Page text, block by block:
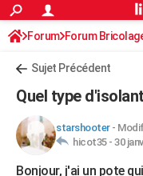
ACTUALITÉS
Politique
Société
Faits Divers
Education
Monde
Villes
+
FINANCE
Retraite
Impôts
Epargne
Immobilier
Risques naturels par ville
Banque
Assurance
Crédit
AUTO
Forum Forum
Sujet Précédent
Quel type
starshooter-
hicot35 - 30
Bonjour, j'ai un pote